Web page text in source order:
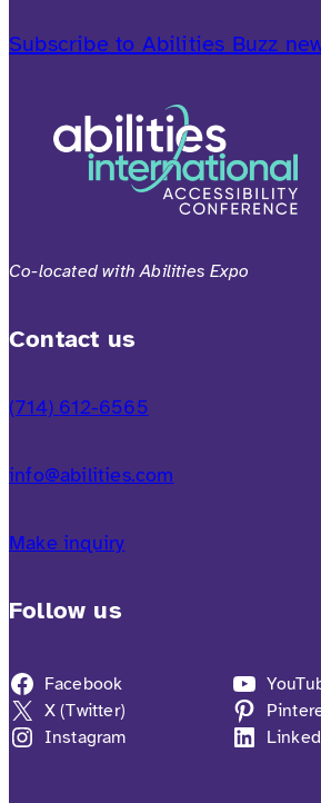
Subscribe to Abilities Buzz
Co-located with Abilities Expo
Contact us
(714) 612-6565
info@abilities.com
Make inquiry
Follow us
Facebook
X (Twitter)
Instagram